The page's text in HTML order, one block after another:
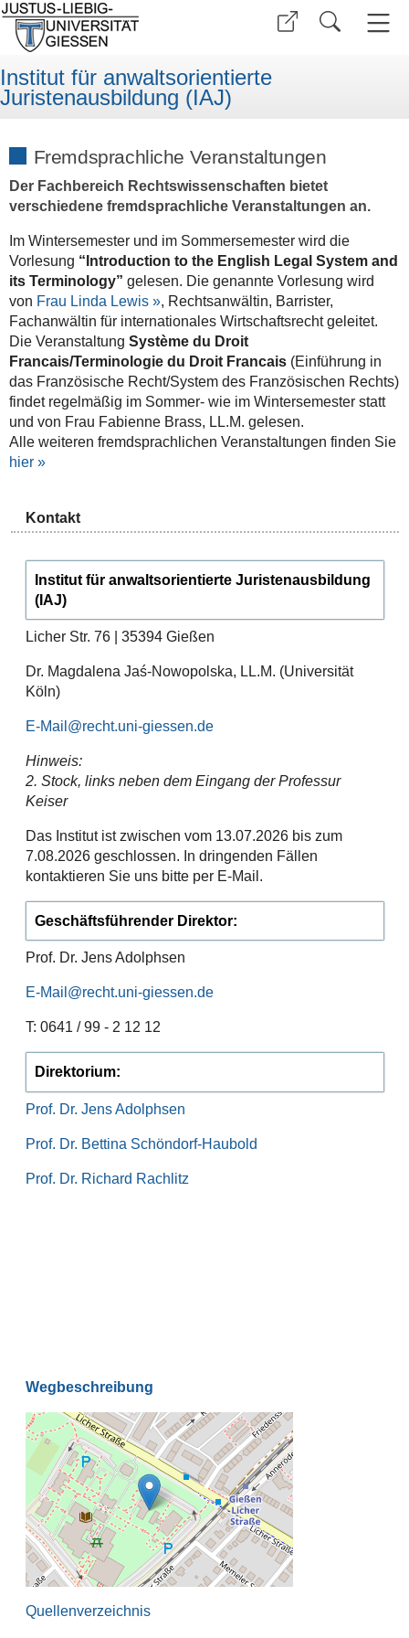
Institut für anwaltsorientierte
Juristenausbildung (IAJ)
Fremdsprachliche Veranstaltungen
Der Fachbereich Rechtswissenschaften bietet
verschiedene fremdsprachliche Veranstaltungen an.
Im Wintersemester und im Sommersemester wird die
Vorlesung “ Introduction to the English Legal System and
its Terminology” gelesen. Die genannte Vorlesung wird
von Frau Linda Lewis », Rechtsanwältin, Barrister,
Fachanwältin für internationales Wirtschaftsrecht geleitet.
Die Veranstaltung Système du Droit
Francais/Terminologie du Droit Francais(Einführung in
das Französische Recht/System des Französischen Rechts)
findet regelmäßig im Sommer- wie im Wintersemester statt
und von Frau Fabienne Brass, LL.M. gelesen.
Alle weiteren fremdsprachlichen Veranstaltungen finden Sie
hier »
Kontakt
Institut für anwaltsorientierte Juristenausbildung
(IAJ)
Licher Str. 76 | 35394 Gießen
Dr. Magdalena Jaś-Nowopolska, LL.M. (Universität
Köln)
E-Mail
Hinweis:
2. Stock, links neben dem Eingang der Professur
Keiser
Das Institut ist zwischen vom 13.07.2026 bis zum
7.08.2026 geschlossen. In dringenden Fällen
kontaktieren Sie uns bitte per E-Mail.
Geschäftsführender Direktor:
Prof. Dr. Jens Adolphsen
E-Mail
T: 0641 / 99 - 2 12 12
Direktorium:
Prof. Dr. Jens Adolphsen
Prof. Dr. Bettina Schöndorf-Haubold
Prof. Dr. Richard Rachlitz
Wegbeschreibung
Quellenverzeichnis